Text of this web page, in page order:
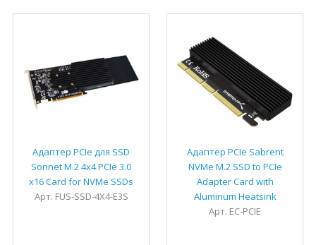
Адаптер PCIe для SSD
Sonnet M.2 4x4 PCIe 3.0
x16 Card for NVMe SSDs
Арт. FUS-SSD-4X4-E3S
Адаптер PCIe Sabrent
NVMe M.2 SSD to PCIe
Adapter Card with
Aluminum Heatsink
Арт. EC-PCIE